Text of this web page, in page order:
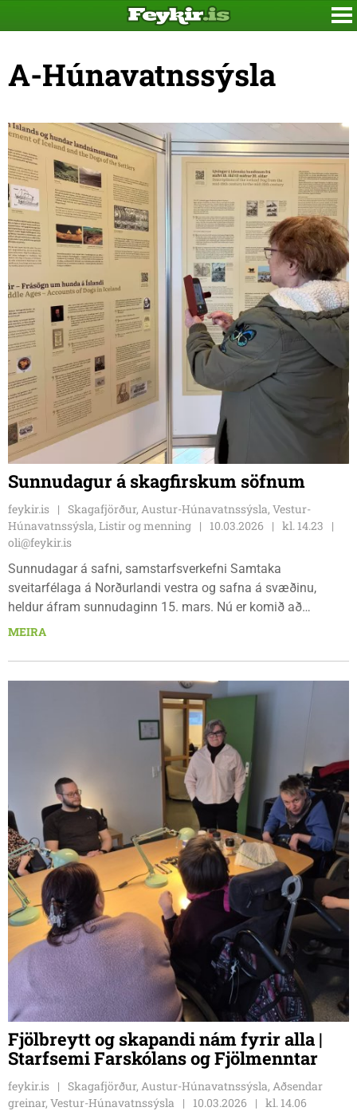
A-Húnavatnssýsla
Sunnudagur á skagfirskum söfnum
feykir.is
Skagafjörður, Austur-Húnavatnssýsla, Vestur-
Húnavatnssýsla, Listir og menning
10.03.2026
kl. 14.23
oli@feykir.is
Sunnudagar á safni, samstarfsverkefni Samtaka
sveitarfélaga á Norðurlandi vestra og safna á svæðinu,
heldur áfram sunnudaginn 15. mars. Nú er komið að
dagskrá í Skagafirði.
MEIRA
Fjölbreytt og skapandi nám fyrir alla |
Starfsemi Farskólans og Fjölmenntar
feykir.is
Skagafjörður, Austur-Húnavatnssýsla, Aðsendar
greinar, Vestur-Húnavatnssýsla
10.03.2026
kl. 14.06